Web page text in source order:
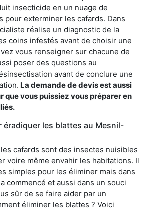
insecticide en un nuage de
pour exterminer les cafards. Dans
réalise un diagnostic de la
coins infestés avant de choisir une
vous renseigner sur chacune de
poser des questions au
avant de conclure une
La demande de devis est aussi
que vous puissiez vous préparer en
éradiquer les blattes au Mesnil-
cafards sont des insectes nuisibles
voire même envahir les habitations. Il
simples pour les éliminer mais dans
commencé et aussi dans un souci
sûr de se faire aider par un
éliminer les blattes ? Voici